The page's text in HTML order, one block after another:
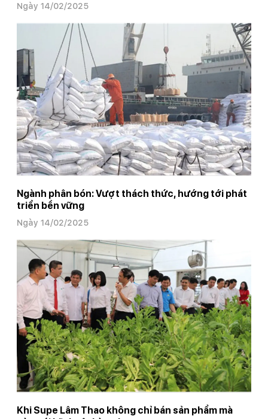
Ngày 14/02/2025
Ngành phân bón: Vượt thách thức, hướng tới phát
triển bền vững
Ngày 14/02/2025
Khi Supe Lâm Thao không chỉ bán sản phẩm mà